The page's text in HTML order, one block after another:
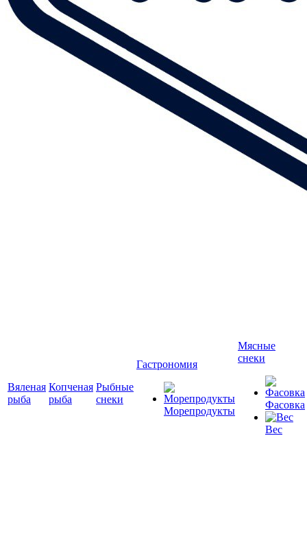
Вяленая
рыба
Копченая
рыба
Рыбные
снеки
Гастрономия
Морепродукты
Мясные
снеки
Фасовка
Вес